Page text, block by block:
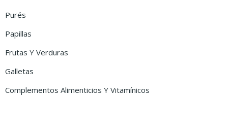
Purés
Papillas
Frutas Y Verduras
Galletas
Complementos Alimenticios Y Vitamínicos